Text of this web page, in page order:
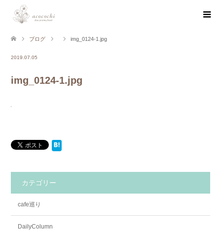
ブログ img_0124-1.jpg
2019.07.05
img_0124-1.jpg
カテゴリー
cafe巡り
DailyColumn